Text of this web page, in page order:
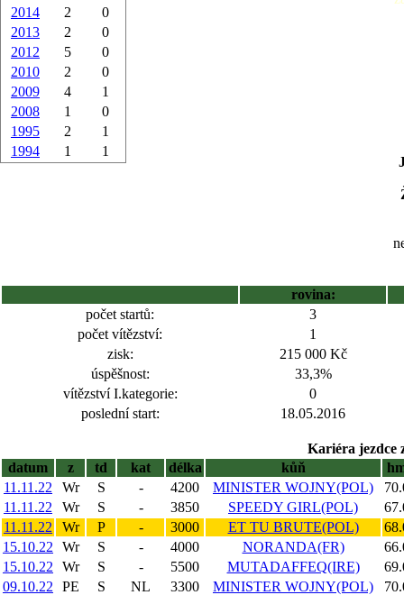
2014
2
0
2013
2
0
2012
5
0
2010
2
0
2009
4
1
2008
1
0
1995
2
1
1994
1 1
rovina:
počet startů:
3
počet vítězství:
1
zisk:
215 000 Kč
úspěšnost:
33,3%
vítězství I.kategorie:
0
poslední start:
18.05.2016
Kariéra jezdce
datum
z td kat délka kůň
11.11.22
Wr S - 4200 MINISTER WOJNY(POL)
11.11.22
Wr S - 3850 SPEEDY GIRL(POL)
11.11.22
Wr P - 3000 ET TU BRUTE(POL)
15.10.22
Wr S - 4000 NORANDA(FR)
15.10.22
Wr S - 5500 MUTADAFFEQ(IRE)
09.10.22
PE S NL 3300 MINISTER WOJNY(POL)